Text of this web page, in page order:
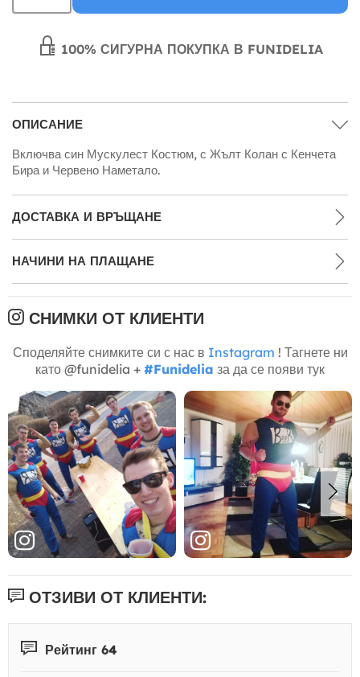
100% СИГУРНА ПОКУПКА В FUNIDELIA
ОПИСАНИЕ
Включва син Мускулест Костюм, с Жълт Колан с Кенчета
Бира и Червено Наметало.
ДОСТАВКА И ВРЪЩАНЕ
НАЧИНИ НА ПЛАЩАНЕ
СНИМКИ ОТ КЛИЕНТИ
Споделяйте снимките си с нас в Instagram ! Тагнете ни
като @funidelia + #Funidelia за да се появи тук
ОТЗИВИ ОТ КЛИЕНТИ:
Рейтинг 64